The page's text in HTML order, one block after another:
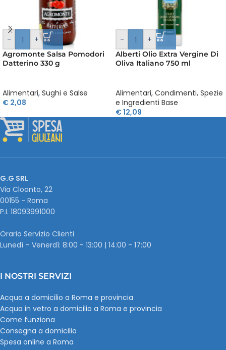
- +
Agromonte Salsa Pomodori
Datterino 330 g
Alimentari, Sughi e Salse
€ 2,08
- +
Alberti Olio Extra Vergine Di
Oliva Italiano 750 ml
Alimentari, Condimenti, Spezie
e Ingredienti Base
€12,09
G.G SRL
Via Cloanto, 22
00155 - Roma
P.I. ‭18093991000
Orario Servizio Clienti
Lunedì – Venerdì: 8:00 - 13:00 | 14:00 - 17:00
I NOSTRI SERVIZI
Acqua a domicilio a Roma e provincia
Acqua in vetro a domicilio a Roma e provincia
Come funziona
Consegna a domicilio
Spesa online a Roma